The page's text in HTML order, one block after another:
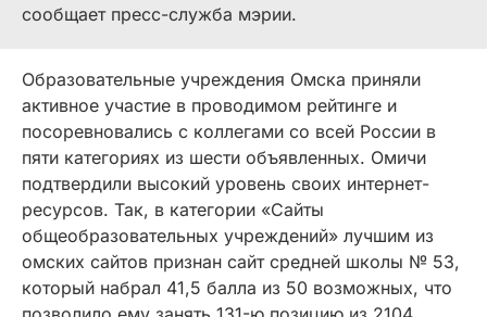
сообщает пресс-служба мэрии.
Образовательные учреждения Омска приняли
активное участие в проводимом рейтинге и
посоревновались с коллегами со всей России в
пяти категориях из шести объявленных. Омичи
подтвердили высокий уровень своих интернет-
ресурсов. Так, в категории «Сайты
общеобразовательных учреждений» лучшим из
омских сайтов признан сайт средней школы № 53,
который набрал 41,5 балла из 50 возможных, что